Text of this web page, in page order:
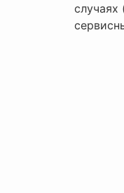
случаях